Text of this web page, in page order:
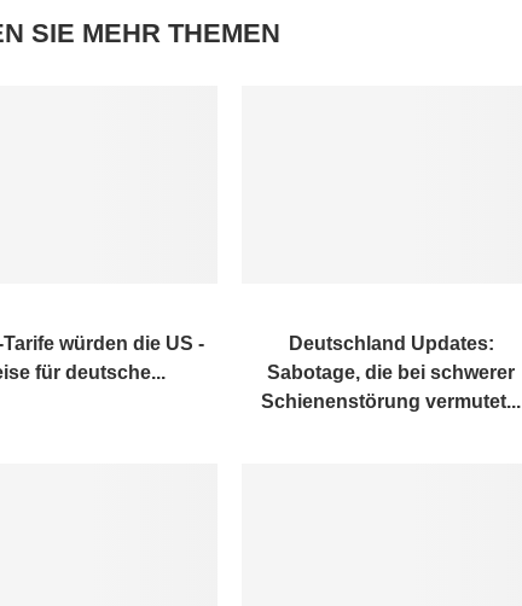
SIE MEHR THEMEN
würden die US -
für deutsche...
Deutschland Updates:
Sabotage, die bei schwerer
Schienenstörung vermutet...